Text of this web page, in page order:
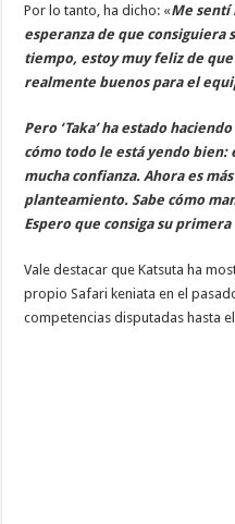
Por lo tanto, ha dicho: «Me sentí
esperanza de que
tiempo, estoy muy feliz de
realmente buenos para el
Pero ‘Taka’ ha estado
cómo todo le está yendo bien:
mucha confianza. Ahora es
planteamiento. Sabe cómo
Espero que consiga su
Vale destacar que Katsuta ha
propio Safari keniata en el
competencias disputadas hasta